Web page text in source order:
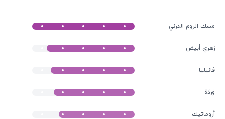
مسك الروم الدرني
زهري أبيض
فانيليا
وَردَة
أروماتيك